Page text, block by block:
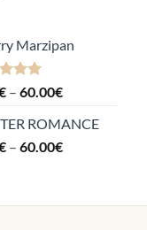
Marzipan
– 60.00€Hinnavahemik:
kuni
60.00€
ROMANCE
– 60.00€Hinnavahemik:
60.00€